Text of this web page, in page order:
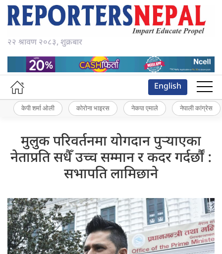
२२ श्रावण २०८३, शुक्रबार
English
केपी शर्मा ओली कोरोना भाइरस नेकपा एमाले नेपाली कांग्रेस
मुलुक परिवर्तनमा योगदान पुर्‍याएका
नेताप्रति सधैँ उच्च सम्मान र कदर गर्दर्छौं :
सभापति लामिछाने